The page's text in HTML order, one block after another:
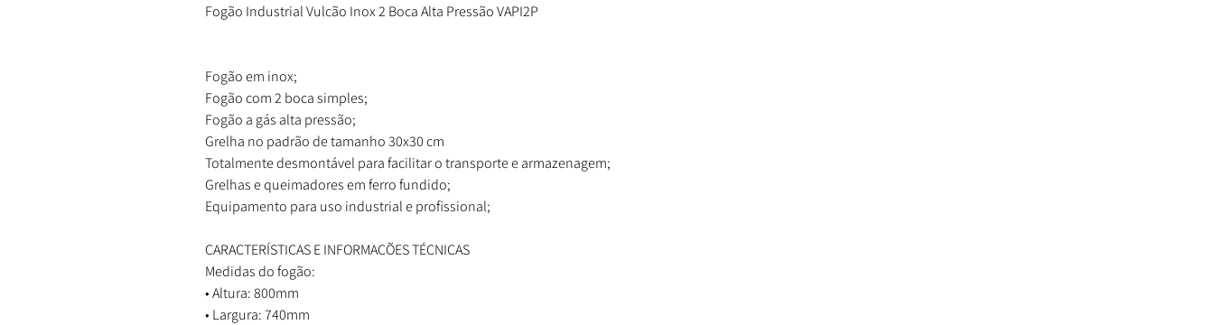
Fogão Industrial Vulcão Inox 2 Boca Alta Pressão VAPI2P
Fogão em inox;
Fogão com 2 boca simples;
Fogão a gás alta pressão;
Grelha no padrão de tamanho 30x30 cm
Totalmente desmontável para facilitar o transporte e armazenagem;
Grelhas e queimadores em ferro fundido;
Equipamento para uso industrial e profissional;
CARACTERÍSTICAS E INFORMAÇÕES TÉCNICAS
Medidas do fogão:
• Altura: 800mm
• Largura: 740mm